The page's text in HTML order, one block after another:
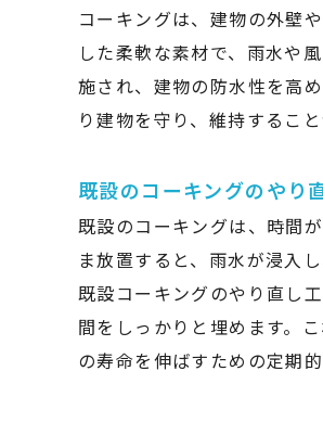
コーキングは、建物の外壁
した柔軟な素材で、雨水や
施され、建物の防水性を高
り建物を守り、維持すること
既設のコーキングのやり
既設のコーキングは、時間
ま放置すると、雨水が浸入
既設コーキングのやり直し
間をしっかりと埋めます。
の寿命を伸ばすための定期